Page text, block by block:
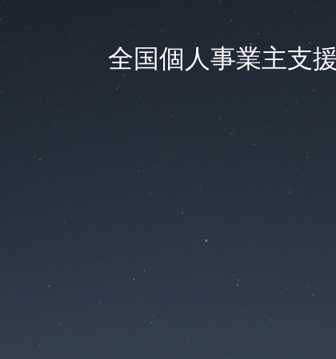
全国個人事業主支